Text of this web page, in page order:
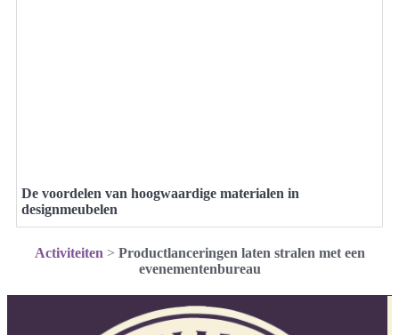
De voordelen van hoogwaardige materialen in
designmeubelen
Activiteiten > Productlanceringen laten stralen met een
evenementenbureau